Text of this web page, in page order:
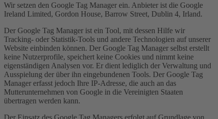
Wir setzen den Google Tag Manager ein. Anbieter ist die Google
Ireland Limited, Gordon House, Barrow Street, Dublin 4, Irland.
Der Google Tag Manager ist ein Tool, mit dessen Hilfe wir
Tracking- oder Statistik-Tools und andere Technologien auf unserer
Website einbinden können. Der Google Tag Manager selbst erstellt
keine Nutzerprofile, speichert keine Cookies und nimmt keine
eigenständigen Analysen vor. Er dient lediglich der Verwaltung und
Ausspielung der über ihn eingebundenen Tools. Der Google Tag
Manager erfasst jedoch Ihre IP-Adresse, die auch an das
Mutterunternehmen von Google in die Vereinigten Staaten
übertragen werden kann.